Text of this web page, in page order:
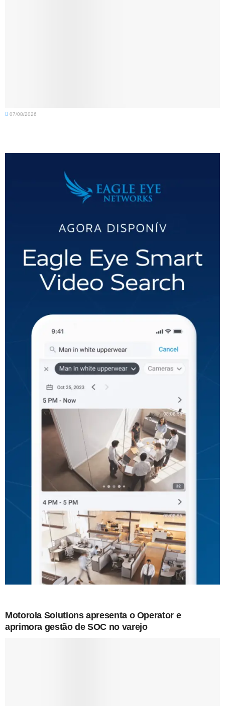
07/08/2026
Motorola Solutions apresenta o Operator e
aprimora gestão de SOC no varejo